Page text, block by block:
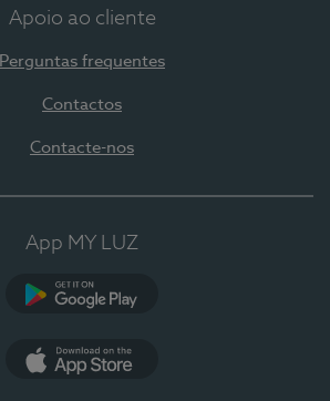
Apoio ao cliente
Perguntas frequentes
Contactos
Contacte-nos
App MY LUZ